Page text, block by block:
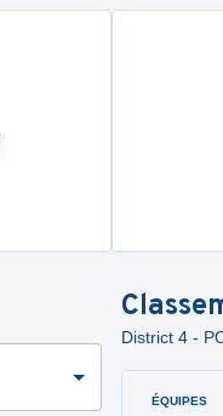
District 4 -
ÉQUIPES